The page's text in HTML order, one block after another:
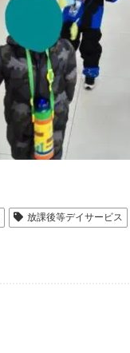
放課後等デイサービス